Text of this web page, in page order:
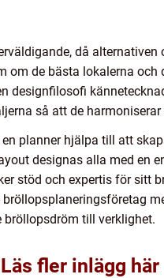
då
de bästa lokalerna och
designfilosofi
så att de
planner hjälpa till att
designas alla med en
stöd och expertis för sitt
till verklighet.
Läs fler inlägg här